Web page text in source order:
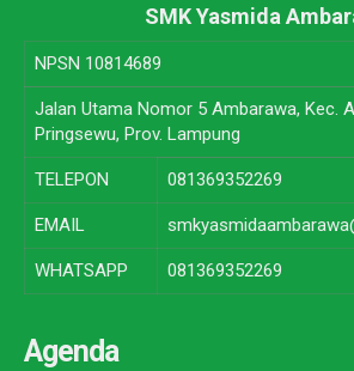
SMK Yasmida
NPSN 10814689
Jalan Utama Nomor 5 Ambarawa, Kec.
Pringsewu, Prov. Lampung
TELEPON 081369352269
EMAIL
WHATSAPP 081369352269
Agenda